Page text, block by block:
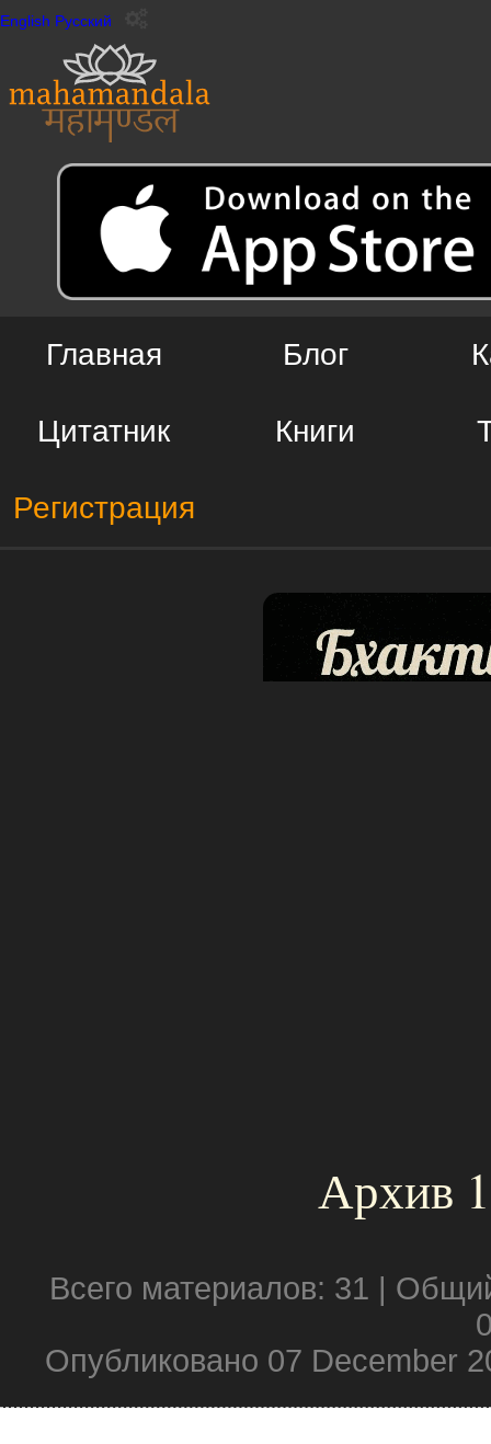
English Русский
Главная Блог
Цитатник Книги
Регистрация
Архив
Всего материалов: 31 |
Опубликовано 07 December